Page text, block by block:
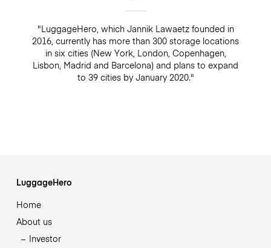
"LuggageHero, which Jannik Lawaetz founded in
2016, currently has more than 300 storage locations
in six cities (New York, London, Copenhagen,
Lisbon, Madrid and Barcelona) and plans to expand
to 39 cities by January 2020."
LuggageHero
Home
About us
Investor